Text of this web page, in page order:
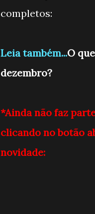
completos:
Leia também...O
dezembro?
*Ainda não faz
clicando no botão
novidade: